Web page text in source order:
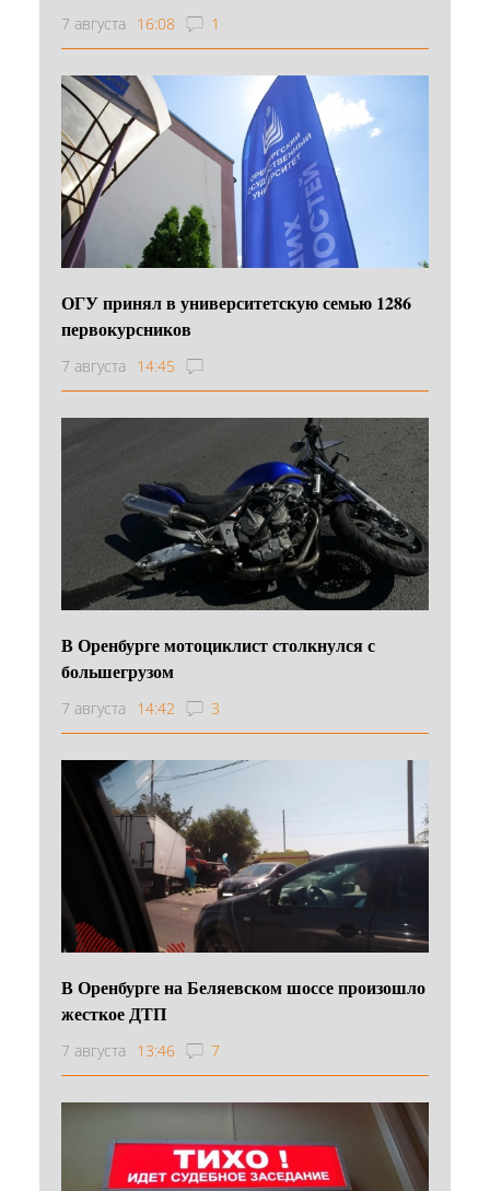
7 августа 16:08 1
ОГУ принял в университетскую семью 1286
первокурсников
7 августа 14:45
В Оренбурге мотоциклист столкнулся с
большегрузом
7 августа 14:42 3
В Оренбурге на Беляевском шоссе произошло
жесткое ДТП
7 августа 13:46 7